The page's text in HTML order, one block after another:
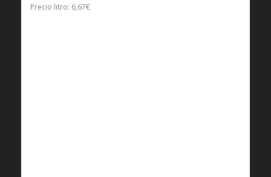
Precio litro: 6,67€